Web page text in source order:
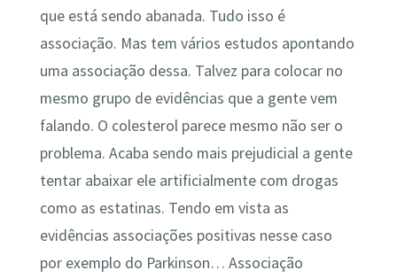
que está sendo abanada. Tudo isso é
associação. Mas tem vários estudos apontando
uma associação dessa. Talvez para colocar no
mesmo grupo de evidências que a gente vem
falando. O colesterol parece mesmo não ser o
problema. Acaba sendo mais prejudicial a gente
tentar abaixar ele artificialmente com drogas
como as estatinas. Tendo em vista as
evidências associações positivas nesse caso
por exemplo do Parkinson… Associação